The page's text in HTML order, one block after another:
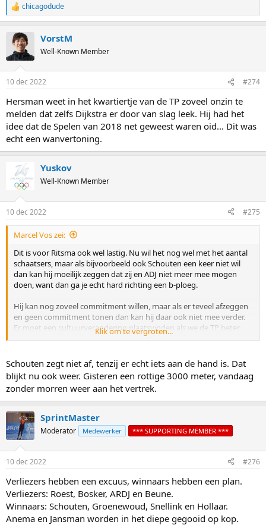
R
e
c
t
i
s
chicagodude
VorstM
Well-Known Member
10 dec 2022 #274
Hersman weet in het kwartiertje van de TP zoveel onzin te
melden dat zelfs Dijkstra er door van slag leek. Hij had het
idee dat de Spelen van 2018 net geweest waren oid... Dit was
echt een wanvertoning.
Yuskov
Well-Known Member
10 dec 2022 #275
Marcel Vos zei:
Dit is voor Ritsma ook wel lastig. Nu wil het nog wel met het aantal
schaatsers, maar als bijvoorbeeld ook Schouten een keer niet wil
dan kan hij moeilijk zeggen dat zij en ADJ niet meer mee mogen
doen, want dan ga je echt hard richting een b-ploeg.
Hij kan nog zoveel commitment willen, maar als er teveel afzeggen
en geen commitment tonen dan kan hij daar ook niet mee verder.
Er moet een cultuurverandering plaatsvinden als we de TP beter
willen doen, en dat gaat meerdere jaren duren.
Klik om te vergroten...
Schouten zegt niet af, tenzij er echt iets aan de hand is. Dat
blijkt nu ook weer. Gisteren een rottige 3000 meter, vandaag
zonder morren weer aan het vertrek.
SprintMaster
Moderator Medewerker *** SUPPORTING MEMBER ***
10 dec 2022 #276
Verliezers hebben een excuus, winnaars hebben een plan.
Verliezers: Roest, Bosker, ARDJ en Beune.
Winnaars: Schouten, Groenewoud, Snellink en Hollaar.
Anema en Jansman worden in het diepe gegooid op kop.